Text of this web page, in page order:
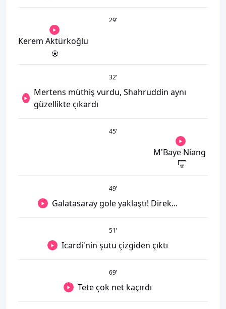
29’
Kerem Aktürkoğlu
32’
Mertens müthiş vurdu, Shahruddin aynı
güzellikte çıkardı
45’
M'Baye Niang
49’
Galatasaray gole yaklaştı! Direk...
51’
Icardi'nin şutu çizgiden çıktı
69’
Tete çok net kaçırdı